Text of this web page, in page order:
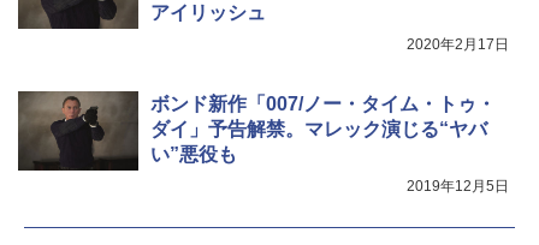
アイリッシュ
2020年2月17日
ボンド新作「007/ノー・タイム・トゥ・
ダイ」予告解禁。マレック演じる“ヤバ
い”悪役も
2019年12月5日